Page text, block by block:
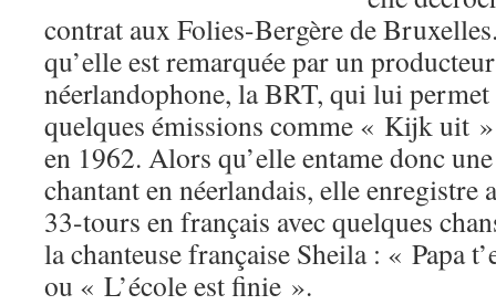
contrat aux Folies-Bergère de
qu’elle est remarquée par un
néerlandophone, la BRT, qui lui
quelques émissions comme « Kijk uit
en 1962. Alors qu’elle entame donc
chantant en néerlandais, elle enregistre
33-tours en français avec quelques
la chanteuse française Sheila : « Papa
ou « L’école est finie ».